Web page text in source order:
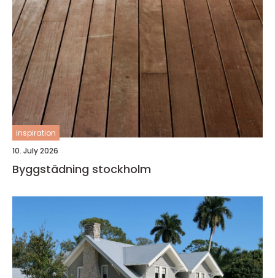
inspiration
10. July 2026
Byggstädning stockholm